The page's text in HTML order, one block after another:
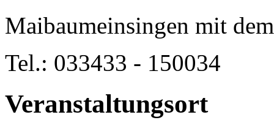
Maibaumeinsingen mit
Tel.: 033433 - 150034
Veranstaltungsort